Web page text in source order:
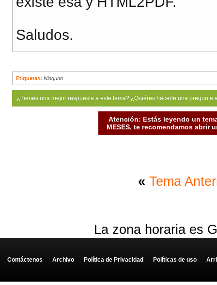
Saludos.
Etiquetas: Ninguno
¿Tienes una mejor respuesta a este tema? ¿Quiéres hacerle una
Atención: Estás leyendo un
MESES, te recomendamos abrir
« Tema
La zona horaria es
Contáctenos - Archivo - Política de Privacidad - Políticas de uso -